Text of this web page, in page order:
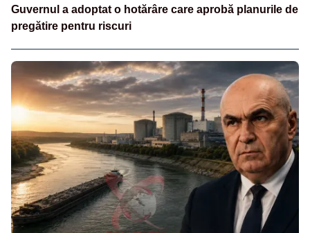
Guvernul a adoptat o hotărâre care aprobă planurile de
pregătire pentru riscuri